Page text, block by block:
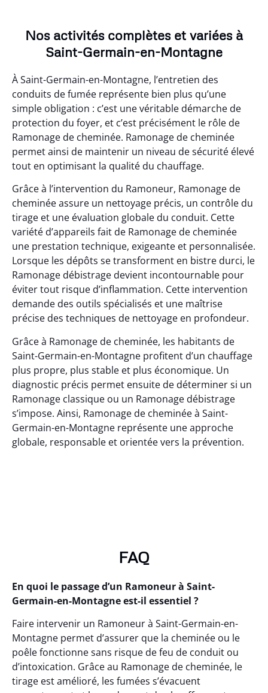
Nos activités complètes et variées à
Saint-Germain-en-Montagne
À Saint-Germain-en-Montagne, l’entretien des
conduits de fumée représente bien plus qu’une
simple obligation : c’est une véritable démarche de
protection du foyer, et c’est précisément le rôle de
Ramonage de cheminée. Ramonage de cheminée
permet ainsi de maintenir un niveau de sécurité élevé
tout en optimisant la qualité du chauffage.
Grâce à l’intervention du Ramoneur, Ramonage de
cheminée assure un nettoyage précis, un contrôle du
tirage et une évaluation globale du conduit. Cette
variété d’appareils fait de Ramonage de cheminée
une prestation technique, exigeante et personnalisée.
Lorsque les dépôts se transforment en bistre durci, le
Ramonage débistrage devient incontournable pour
éviter tout risque d’inflammation. Cette intervention
demande des outils spécialisés et une maîtrise
précise des techniques de nettoyage en profondeur.
Grâce à Ramonage de cheminée, les habitants de
Saint-Germain-en-Montagne profitent d’un chauffage
plus propre, plus stable et plus économique. Un
diagnostic précis permet ensuite de déterminer si un
Ramonage classique ou un Ramonage débistrage
s’impose. Ainsi, Ramonage de cheminée à Saint-
Germain-en-Montagne représente une approche
globale, responsable et orientée vers la prévention.
FAQ
En quoi le passage d’un Ramoneur à Saint-
Germain-en-Montagne est-il essentiel ?
Faire intervenir un Ramoneur à Saint-Germain-en-
Montagne permet d’assurer que la cheminée ou le
poêle fonctionne sans risque de feu de conduit ou
d’intoxication. Grâce au Ramonage de cheminée, le
tirage est amélioré, les fumées s’évacuent